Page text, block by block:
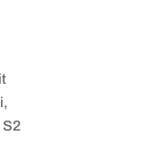
S2